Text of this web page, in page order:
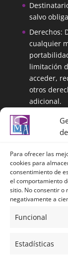
Para ofrecer las
cookies para
consentimiento de
el comportamiento
sitio. No consentir o
negativamente a
Funcional
Estadísticas
salvo
Derechos:
cualquier
limitación
acceder,
otros
adicional.
dad/
Política de
Política de
Política de
Términos y